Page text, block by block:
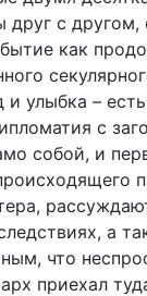
Війна
Політика
Наука
Лайт
Інциденти
друг с другом,
как
и улыбка – есть
с
собой, и
а
что
приехал